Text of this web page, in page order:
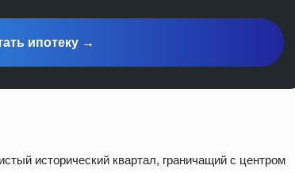
ипотеку →
исторический квартал, граничащий с центром